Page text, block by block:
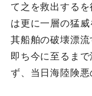
て之を救出する
は更に一層の猛
其船舶の破壊漂流
即ち今に至るま
ず、当日海陸険悪